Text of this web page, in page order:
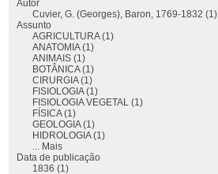
Autor
Cuvier, G. (Georges), Baron, 1769-1832 (1)
Assunto
AGRICULTURA (1)
ANATOMIA (1)
ANIMAIS (1)
BOTÂNICA (1)
CIRURGIA (1)
FISIOLOGIA (1)
FISIOLOGIA VEGETAL (1)
FÍSICA (1)
GEOLOGIA (1)
HIDROLOGIA (1)
... Mais
Data de publicação
1836 (1)